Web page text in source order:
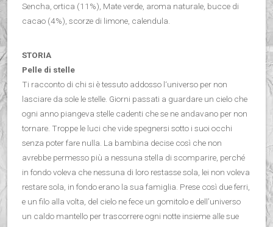
Sencha, ortica (11%), Mate verde, aroma naturale, bucce di
cacao (4%), scorze di limone, calendula.
STORIA
Pelle di stelle
Ti racconto di chi si è tessuto addosso l‘universo per non
lasciare da sole le stelle. Giorni passati a guardare un cielo che
ogni anno piangeva stelle cadenti che se ne andavano per non
tornare. Troppe le luci che vide spegnersi sotto i suoi occhi
senza poter fare nulla. La bambina decise così che non
avrebbe permesso più a nessuna stella di scomparire, perché
in fondo voleva che nessuna di loro restasse sola, lei non voleva
restare sola, in fondo erano la sua famiglia. Prese così due ferri,
e un filo alla volta, del cielo ne fece un gomitolo e dell’universo
un caldo mantello per trascorrere ogni notte insieme alle sue